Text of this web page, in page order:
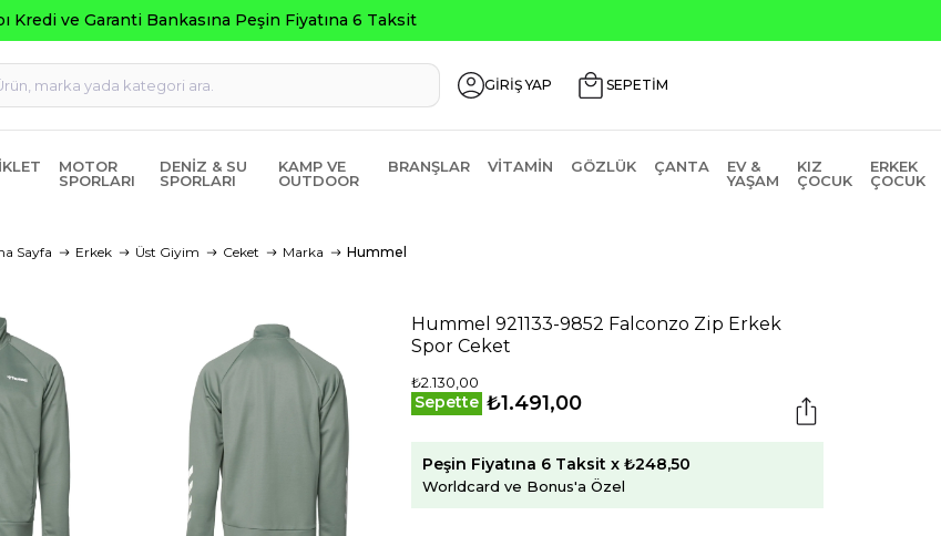
Bankasına Peşin Fiyatına 6 Taksit
GİRİŞ YAP SEPETİM
MOTOR
SPORLARI
DENIZ & SU
SPORLARI
KAMP VE
OUTDOOR
BRANŞLAR VITAMIN GÖZLÜK ÇANTA
EV &
YAŞAM
KIZ
ÇOCUK
ERKEK
ÇOCUK
Sayfa Erkek Üst Giyim Ceket Marka Hummel
Hummel 921133-9852 Falconzo Zip Erkek
Spor Ceket
₺2.130,00
Sepette ₺1.491,00
Peşin Fiyatına 6 Taksit x ₺248,50
Worldcard ve Bonus'a Özel